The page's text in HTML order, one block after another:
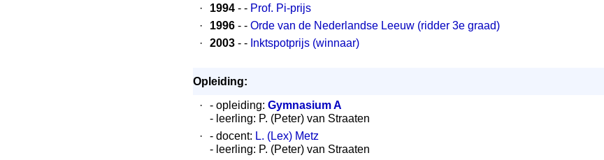
·
1994 - - Prof. Pi-prijs
·
1996 - - Orde van de Nederlandse Leeuw (ridder 3e graad)
·
2003 - - Inktspotprijs (winnaar)
Opleiding:
·
- opleiding: Gymnasium A
- leerling: P. (Peter) van Straaten
·
- docent: L. (Lex) Metz
- leerling: P. (Peter) van Straaten